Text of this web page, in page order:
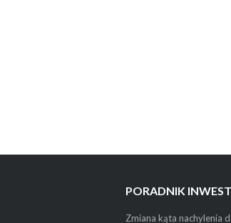
PORADNIK
Zmiana kąta nachylenia